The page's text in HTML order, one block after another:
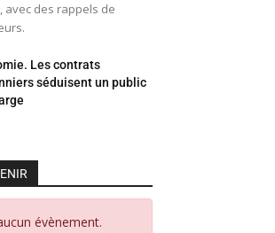
avec des rappels de
Les contrats
séduisent un public
évènement.